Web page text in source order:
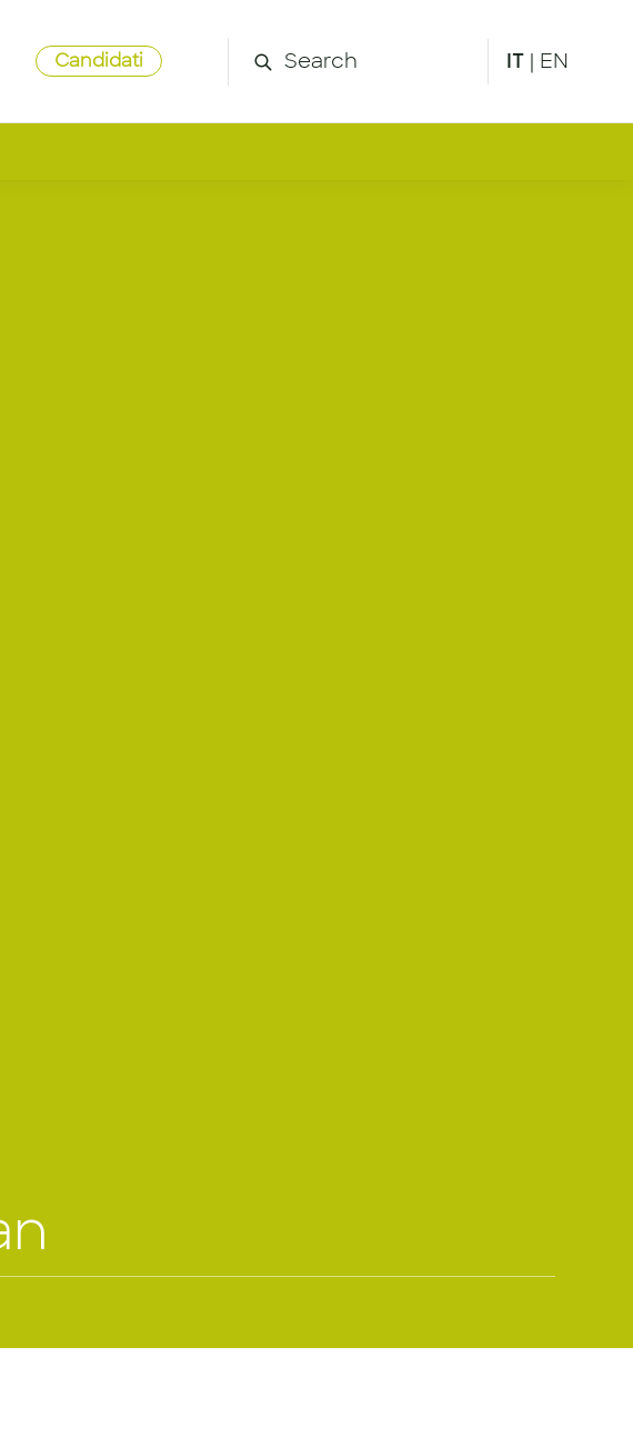
Candidati IT | EN